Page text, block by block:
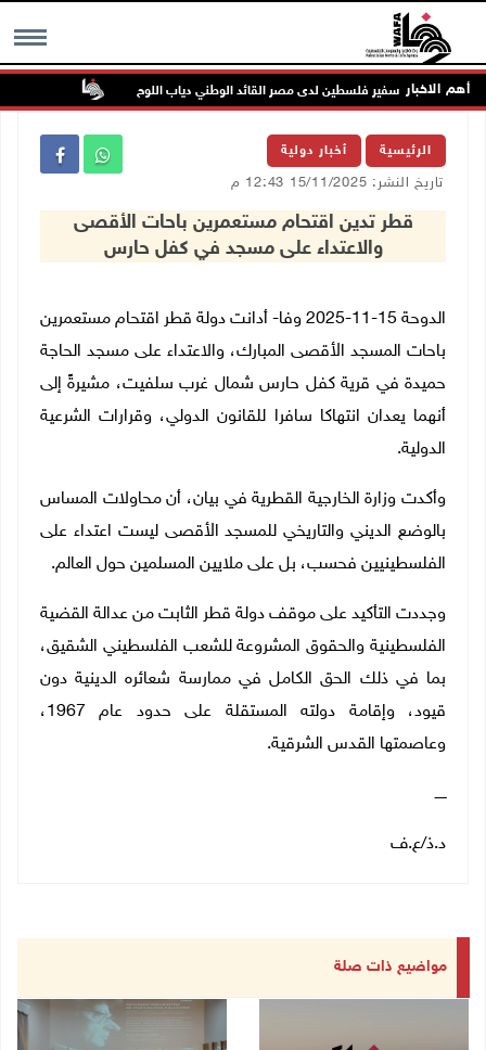
MENU أهم الاخباروفاة سفير فلسطين لدى مصر القائد الوطني دياب اللوح
الرئيسية أخبار دولية
تاريخ النشر: 15/11/2025 12:43 م
قطر تدين اقتحام مستعمرين باحات الأقصى
والاعتداء على مسجد في كفل حارس
الدوحة 15-11-2025 وفا- أدانت دولة قطر اقتحام مستعمرين
باحات المسجد الأقصى المبارك، والاعتداء على مسجد الحاجة
حميدة في قرية كفل حارس شمال غرب سلفيت، مشيرةً إلى
أنهما يعدان انتهاكا سافرا للقانون الدولي، وقرارات الشرعية
الدولية.
وأكدت وزارة الخارجية القطرية في بيان، أن محاولات المساس
بالوضع الديني والتاريخي للمسجد الأقصى ليست اعتداء على
الفلسطينيين فحسب، بل على ملايين المسلمين حول العالم.
وجددت التأكيد على موقف دولة قطر الثابت من عدالة القضية
الفلسطينية والحقوق المشروعة للشعب الفلسطيني الشقيق،
بما في ذلك الحق الكامل في ممارسة شعائره الدينية دون
قيود، وإقامة دولته المستقلة على حدود عام 1967،
وعاصمتها القدس الشرقية.
ـــــ
د.ذ/ع.ف
مواضيع ذات صلة